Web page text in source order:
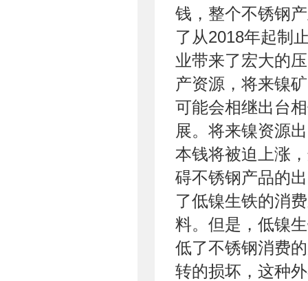
钱，整个不锈钢
了从2018年起制
业带来了宏大的
产资源，将来镍
可能会相继出台
展。将来镍资源
本钱将被迫上涨
碍不锈钢产品的
了低镍生铁的消
料。但是，低镍
低了不锈钢消费
转的损坏，这种